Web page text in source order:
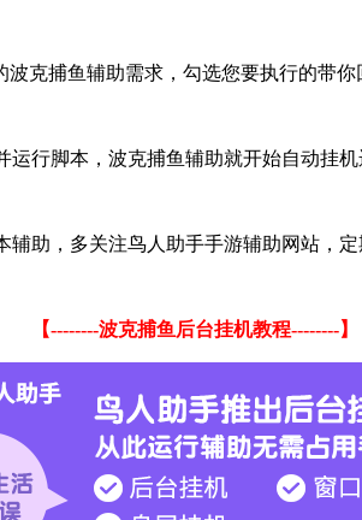
克捕鱼辅助需求，勾选您要执行的带你
行脚本，波克捕鱼辅助就开始自动挂机
助，多关注鸟人助手手游辅助网站，定
【--------波克捕鱼后台挂机教程--------】